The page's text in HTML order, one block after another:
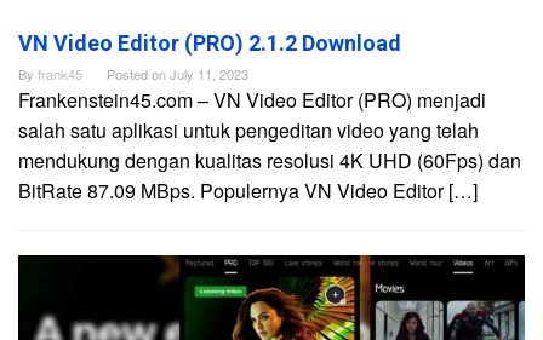
VN Video Editor (PRO) 2.1.2 Download
By frank45 Posted onJuly 11, 2023
Frankenstein45.com – VN Video Editor (PRO) menjadi
salah satu aplikasi untuk pengeditan video yang telah
mendukung dengan kualitas resolusi 4K UHD (60Fps) dan
BitRate 87.09 MBps. Populernya VN Video Editor […]